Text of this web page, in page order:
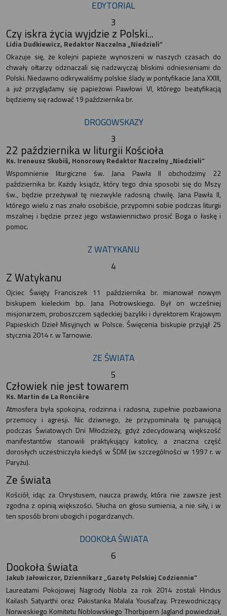
EDYTORIAL
3
Czy iskra życia wyjdzie z Polski...
Lidia Dudkiewicz, Redaktor Naczelna „Niedzieli”
Okazuje się, że kolejni papieże wynoszeni w naszych czasach do
chwały ołtarzy odznaczali się nadzwyczaj bliskimi odniesieniami do
Polski. Niedawno odkrywaliśmy polskie ślady w pontyfikacie Jana XXIII,
a już przyglądamy się papieżowi Pawłowi VI, którego beatyfikacją
będziemy się radować 19 października br.
DROGOWSKAZY
3
22 października w liturgii Kościoła
Ks. Ireneusz Skubiś, Honorowy Redaktor Naczelny „Niedzieli”
Wspomnienie liturgiczne św. Jana Pawła II obchodzimy 22
października br. Każdy ksiądz, który tego dnia sposobi się do Mszy
św., będzie przeżywał tę niezwykle radosną chwilę. Jana Pawła II,
którego wielu z nas znało osobiście, przypomni sobie podczas liturgii
mszalnej i będzie przez jego wstawiennictwo prosić Boga o łaskę i
pomoc.
Z WATYKANU
4
Z Watykanu
Ojciec Święty Franciszek 11 października br. mianował nowym
biskupem kieleckim bp. Jana Piotrowskiego. Był on wcześniej
misjonarzem, proboszczem sądeckiej bazyliki i dyrektorem Krajowym
Papieskich Dzieł Misyjnych w Polsce. Święcenia biskupie przyjął 25
stycznia 2014 r. w Tarnowie.
ZE ŚWIATA
5
Człowiek nie jest towarem
Ks. Martin de La Roncière
Atmosfera była spokojna, rodzinna i radosna, zupełnie pozbawiona
przemocy i agresji. Nic dziwnego, że przypominała tę panującą
podczas Światowych Dni Młodzieży, gdyż zdecydowaną większość
manifestantów stanowili praktykujący katolicy, a znaczna część
dorosłych uczestniczyła kiedyś w ŚDM (w szczególności w 1997 r. w
Paryżu).
Ze świata
Kościół, idąc za Chrystusem, naucza prawdy, która nie zawsze jest
zgodna z opinią większości. Słucha on głosu sumienia, a nie siły, i w
ten sposób broni ubogich i pogardzanych.
DOOKOŁA ŚWIATA
6
Dookoła świata
Jakub Jałowiczor, Dziennikarz „Gazety Polskiej Codziennie”
Laureatami Pokojowej Nagrody Nobla za rok 2014 zostali Hindus
Kailash Satyarthi oraz Pakistanka Malala Yousafzay. Przewodniczący
Norweskiego Komitetu Noblowskiego Thorbjoern Jagland powiedział,